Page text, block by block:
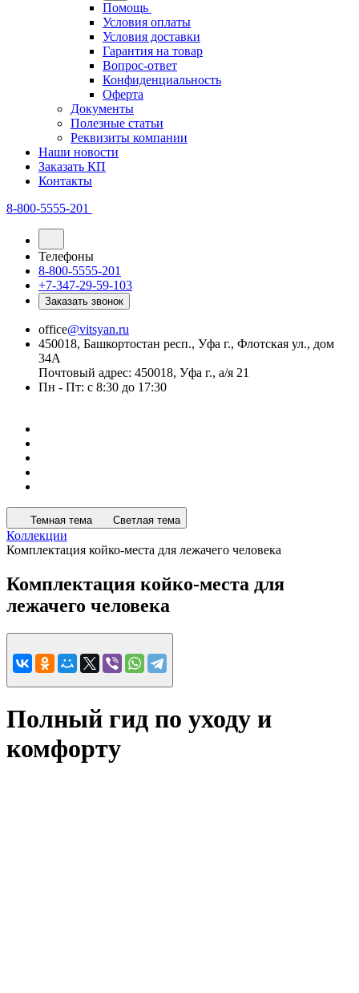
Помощь
Условия оплаты
Условия доставки
Гарантия на товар
Вопрос-ответ
Конфиденциальность
Оферта
Документы
Полезные статьи
Реквизиты компании
Наши новости
Заказать КП
Контакты
8-800-5555-201
Телефоны
8-800-5555-201
+7-347-29-59-103
Заказать звонок
office@vitsyan.ru
450018, Башкортостан респ., Уфа г., Флотская ул., дом
34А
Почтовый адрес: 450018, Уфа г., а/я 21
Пн - Пт: с 8:30 до 17:30
Темная тема Светлая тема
Коллекции
Комплектация койко-места для лежачего человека
Комплектация койко-места для
лежачего человека
Полный гид по уходу и
комфорту